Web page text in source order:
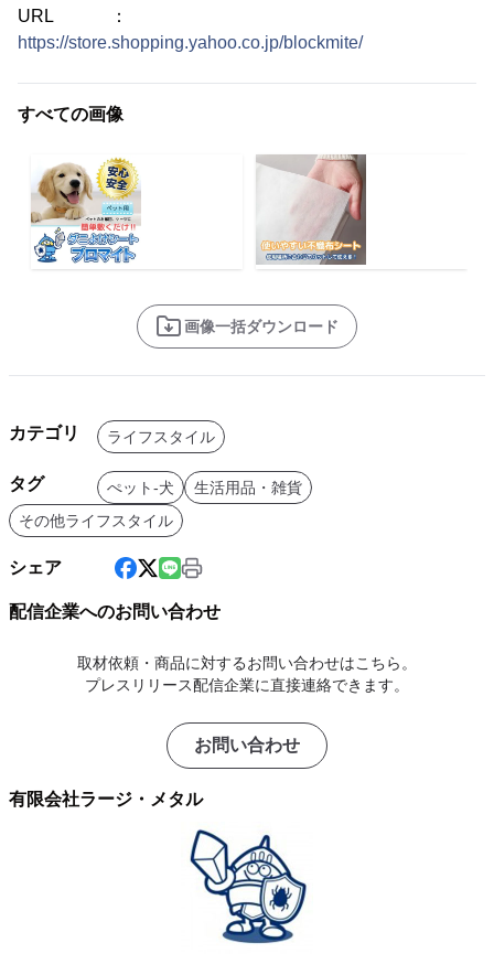
URL ：
https://store.shopping.yahoo.co.jp/blockmite/
すべての画像
画像一括ダウンロード
カテゴリ ライフスタイル
タグ ぺット-犬
生活用品・雑貨
その他ライフスタイル
シェア
配信企業へのお問い合わせ
取材依頼・商品に対するお問い合わせはこちら。
プレスリリース配信企業に直接連絡できます。
お問い合わせ
有限会社ラージ・メタル